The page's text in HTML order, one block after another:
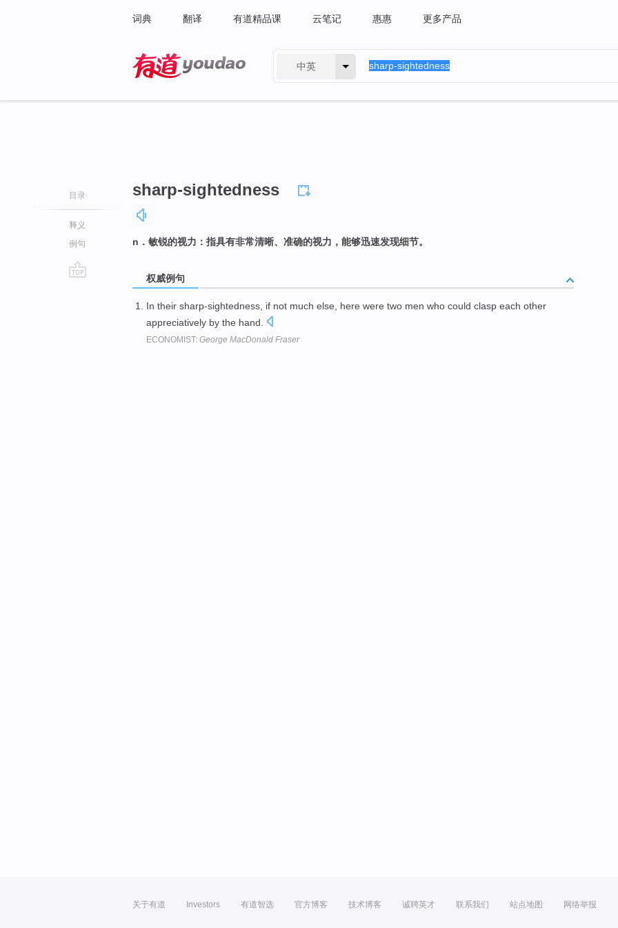
词典 翻译 有道精品课 云笔记 惠惠 更多产品
中英
目录
释义
例句
sharp-sightedness
n．敏锐的视力：指具有非常清晰、准确的视力，能够迅速发现细节。
权威例句
In their sharp-sightedness, if not much else, here were two men who could clasp each other
appreciatively by the hand.
ECONOMIST: George MacDonald Fraser
关于有道 Investors 有道智选 官方博客 技术博客 诚聘英才 联系我们 站点地图 网络举报